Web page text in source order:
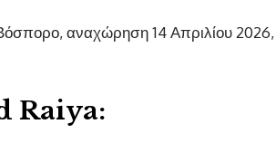
αναχώρηση 14 Απριλίου 2026,
Raiya: